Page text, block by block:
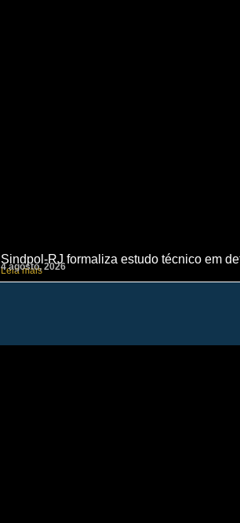
Sindpol-RJ formaliza estudo técnico em
Leia mais
4 agosto, 2026